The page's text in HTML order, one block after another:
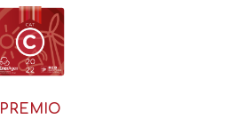
PREMIO